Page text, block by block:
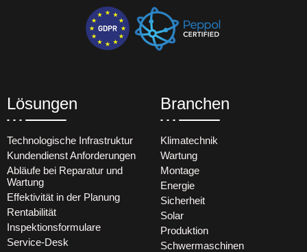
Lösungen
Technologische Infrastruktur
Kundendienst Anforderungen
Abläufe bei Reparatur und
Wartung
Effektivität in der Planung
Rentabilität
Inspektionsformulare
Service-Desk
Branchen
Klimatechnik
Wartung
Montage
Energie
Sicherheit
Solar
Produktion
Schwermaschinen